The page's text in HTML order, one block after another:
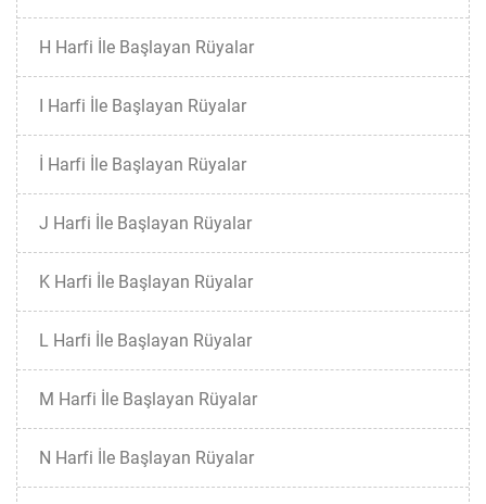
H Harfi İle Başlayan Rüyalar
I Harfi İle Başlayan Rüyalar
İ Harfi İle Başlayan Rüyalar
J Harfi İle Başlayan Rüyalar
K Harfi İle Başlayan Rüyalar
L Harfi İle Başlayan Rüyalar
M Harfi İle Başlayan Rüyalar
N Harfi İle Başlayan Rüyalar